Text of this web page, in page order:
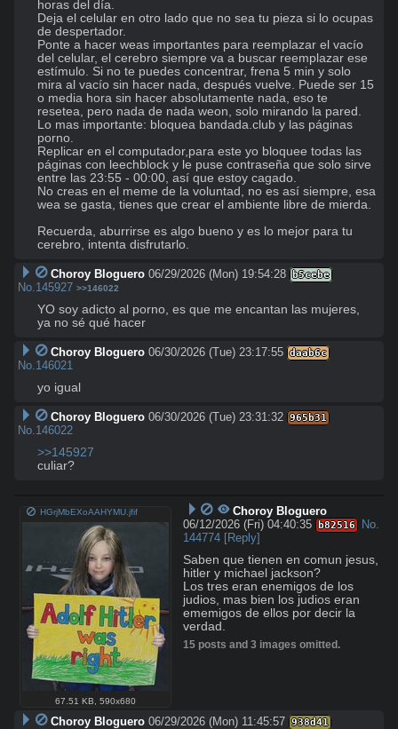
horas del día.
Deja el celular en otro lado que no sea tu pieza si lo ocupas
de despertador.
Ponte a hacer weas importantes para reemplazar el vacío
del celular, el cerebro siempre va a buscar reemplazar ese
estímulo. Si no te puedes concentrar, frena 5 min y solo
mira al vacío sin hacer nada, después vuelve. Puede ser 15
o media hora sin hacer absolutamente nada, eso te
resetea, pero nada de nada weon, solo mirando la pared.
Lo mas importante: bloquea bandada.club y las páginas
porno.
Replicar en el computador,para este yo bloquee todas las
páginas con leechblock y le puse contraseña que solo sirve
entre las 23:55 - 00:00, así que estoy cagado.
No creas en el meme de la voluntad, no es así siempre, esa
wea se gasta, tienes que crear el ambiente libre de mierda.
Recuerda, aburrirse es algo bueno y es lo mejor para tu
cerebro, intenta disfrutarlo.
Choroy Bloguero 06/29/2026 (Mon) 19:54:28 b5cebe
No. 145927 >>146022
YO soy adicto al porno, es que me encantan las mujeres,
ya no sé qué hacer
Choroy Bloguero 06/30/2026 (Tue) 23:17:55 daab6c
No. 146021
yo igual
Choroy Bloguero 06/30/2026 (Tue) 23:31:32 965b31
No. 146022
>>145927
culiar?
HGrjMbEXoAAHYMU.jfif
67.51 KB ,590x680
Choroy Bloguero
06/12/2026 (Fri) 04:40:35
b82516
No.
144774 [Reply]
Saben que tienen en comun jesus,
hitler y michael jackson?
Los tres eran enemigos de los
judios, mas bien los judios eran
ememigos de ellos por decir la
verdad.
15 posts and 3 images omitted.
Choroy Bloguero 06/29/2026 (Mon) 11:45:57 938d41